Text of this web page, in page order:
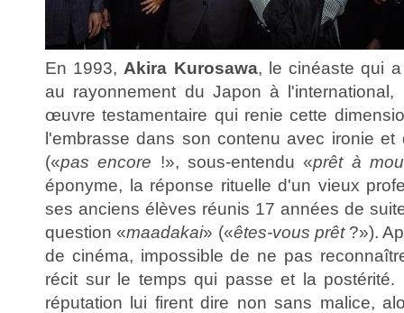
En 1993, Akira Kurosawa, le cinéaste qui
au rayonnement du Japon à
œuvre testamentaire qui renie cette
l'embrasse dans son contenu avec ironie et
(«pas encore !», sous-entendu «prêt à
éponyme, la réponse rituelle d'un vieux
ses anciens élèves réunis 17 années de
question «maadakai» («êtes-vous prêt?»).
de cinéma, impossible de ne pas
récit sur le temps qui passe et la
réputation lui firent dire non sans malice,